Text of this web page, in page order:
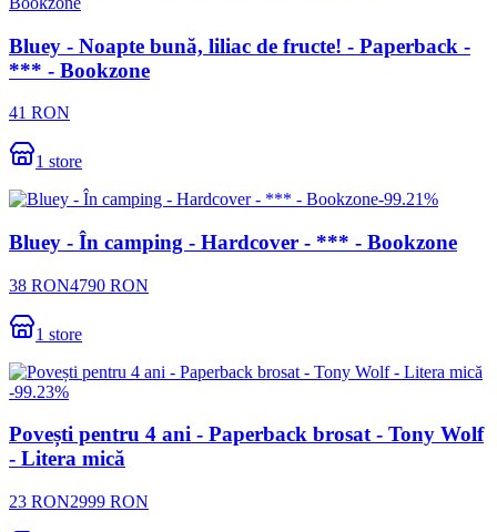
Bluey - Noapte bună, liliac de fructe! - Paperback -
*** - Bookzone
41 RON
1 store
-99.21%
Bluey - În camping - Hardcover - *** - Bookzone
38 RON4790 RON
1 store
-99.23%
Povești pentru 4 ani - Paperback brosat - Tony Wolf
- Litera mică
23 RON2999 RON